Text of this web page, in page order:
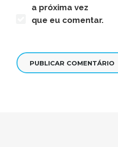
a próxima vez
que eu comentar.